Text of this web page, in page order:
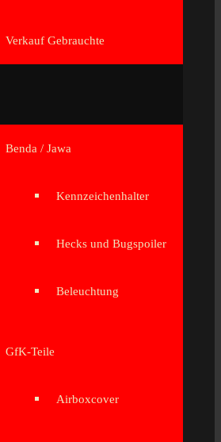
Verkauf Gebrauchte
Benda / Jawa
Kennzeichenhalter
Hecks und Bugspoiler
Beleuchtung
GfK-Teile
Airboxcover